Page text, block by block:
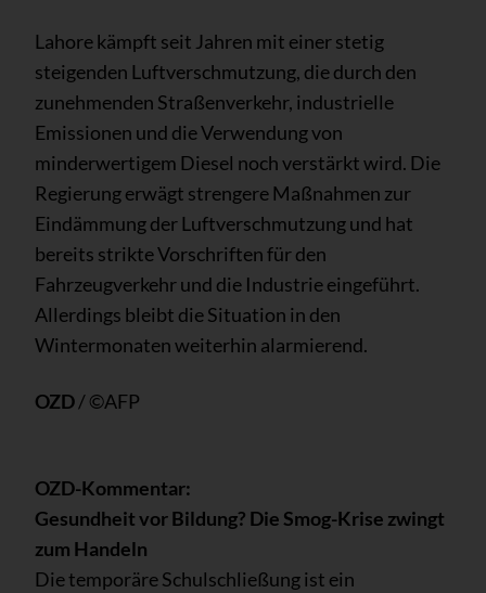
Lahore kämpft seit Jahren mit einer stetig
steigenden Luftverschmutzung, die durch den
zunehmenden Straßenverkehr, industrielle
Emissionen und die Verwendung von
minderwertigem Diesel noch verstärkt wird. Die
Regierung erwägt strengere Maßnahmen zur
Eindämmung der Luftverschmutzung und hat
bereits strikte Vorschriften für den
Fahrzeugverkehr und die Industrie eingeführt.
Allerdings bleibt die Situation in den
Wintermonaten weiterhin alarmierend.
OZD/ ©AFP
OZD-Kommentar:
Gesundheit vor Bildung? Die Smog-Krise zwingt
zum Handeln
Die temporäre Schulschließung ist ein